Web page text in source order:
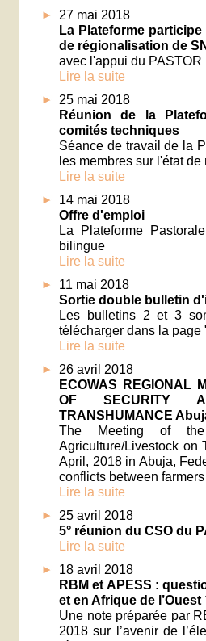
27 mai 2018
La Plateforme
de régionalisation de
avec l'appui du PASTOR
Lire la suite
25 mai 2018
Réunion de la
comités techniques
Séance de travail de la
les membres sur l'état
Lire la suite
14 mai 2018
Offre d'emploi
La Plateforme
bilingue
Lire la suite
11 mai 2018
Sortie double bulletin
Les bulletins 2 et 3
télécharger dans la
Lire la suite
26 avril 2018
ECOWAS REGIONAL
OF SECURITY
TRANSHUMANCE
The Meeting of
Agriculture/Livestock on
April, 2018 in Abuja,
conflicts between
Lire la suite
25 avril 2018
5° réunion du CSO du
Lire la suite
18 avril 2018
RBM et APESS :
et en Afrique de l’Ouest
Une note préparée par
2018 sur l’avenir de